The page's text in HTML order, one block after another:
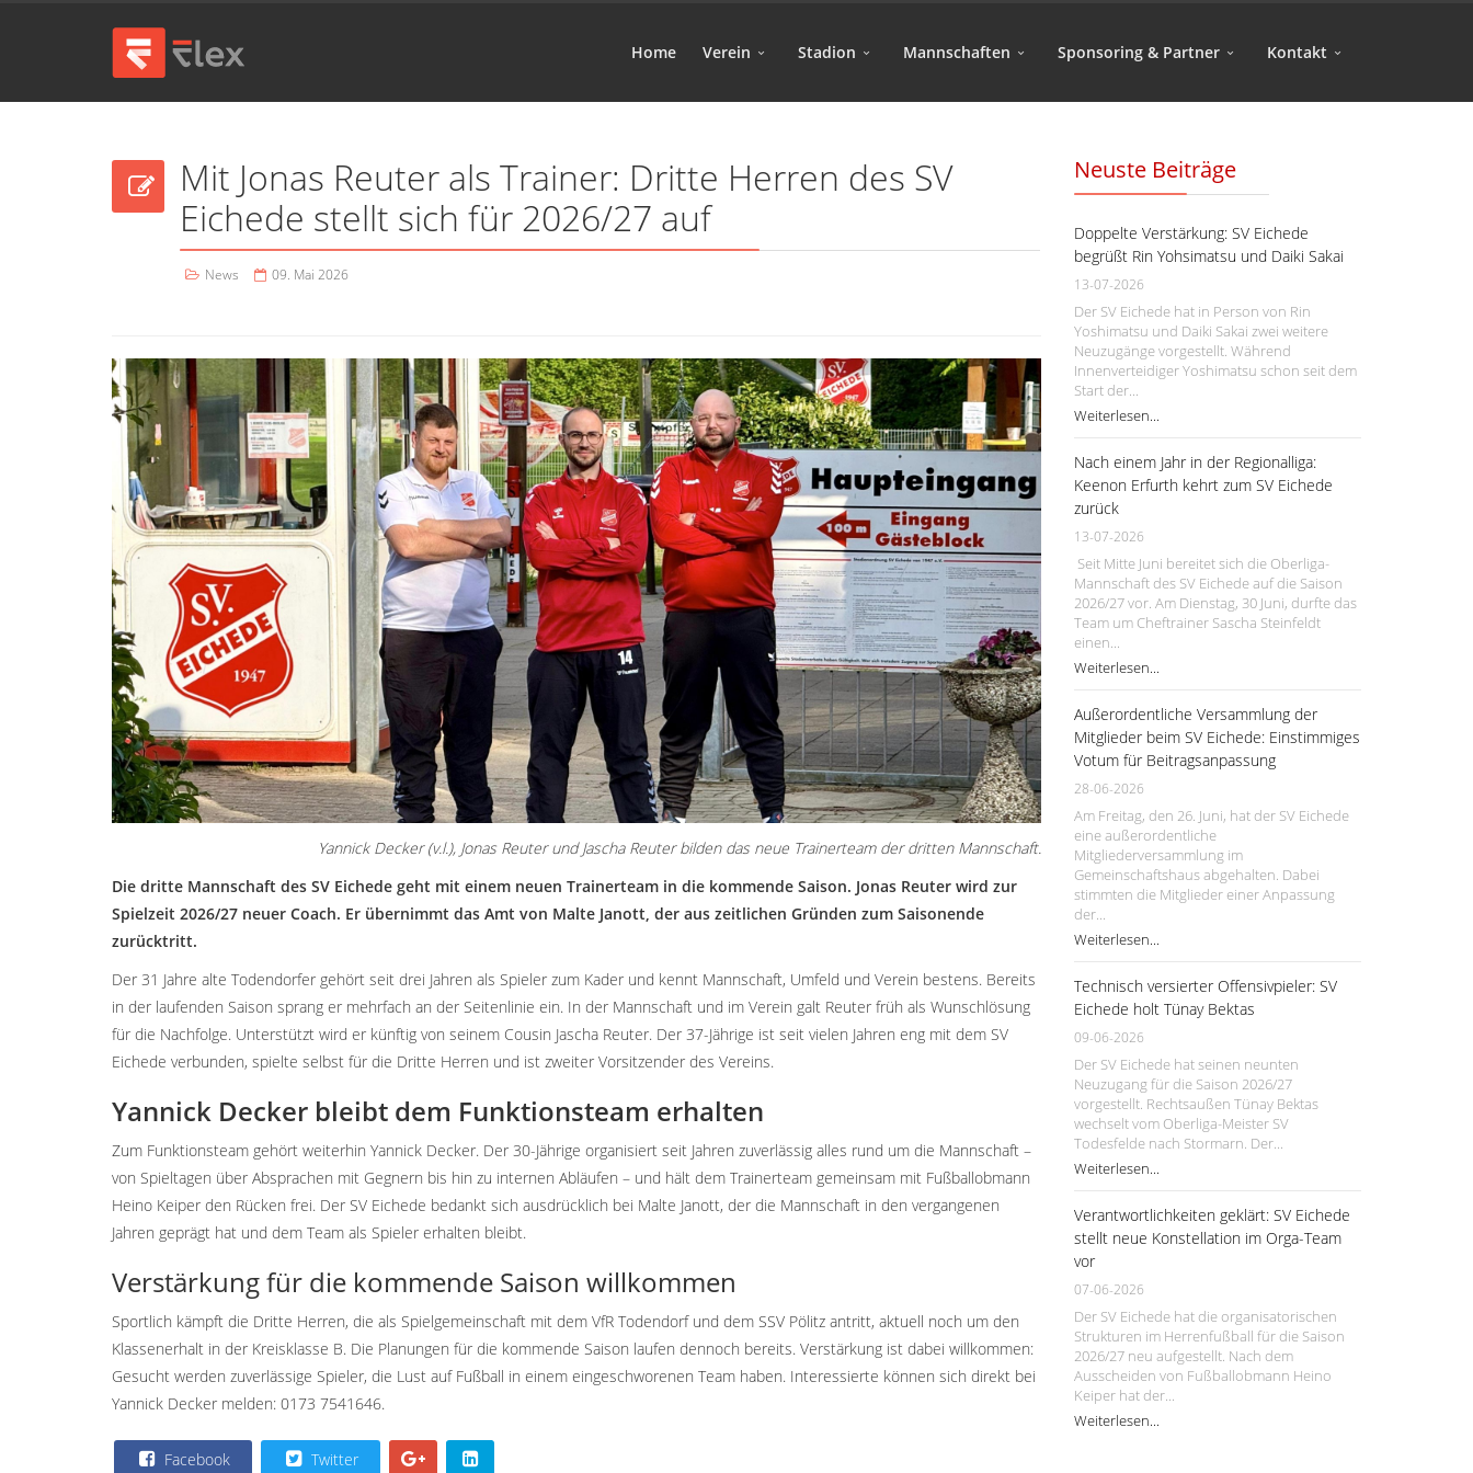
Home Verein Stadion Mannschaften Sponsoring & Partner Kontakt
Mit Jonas Reuter als Trainer: Dritte Herren des SV
Eichede stellt sich für 2026/27 auf
News 09. Mai 2026
Yannick Decker (v.l.), Jonas Reuter und Jascha Reuter bilden das neue Trainerteam der dritten Mannschaft.
Die dritte Mannschaft des SV Eichede geht mit einem neuen Trainerteam in die kommende Saison. Jonas Reuter wird zur
Spielzeit 2026/27 neuer Coach. Er übernimmt das Amt von Malte Janott, der aus zeitlichen Gründen zum Saisonende
zurücktritt.
Der 31 Jahre alte Todendorfer gehört seit drei Jahren als Spieler zum Kader und kennt Mannschaft, Umfeld und Verein bestens. Bereits
in der laufenden Saison sprang er mehrfach an der Seitenlinie ein. In der Mannschaft und im Verein galt Reuter früh als Wunschlösung
für die Nachfolge. Unterstützt wird er künftig von seinem Cousin Jascha Reuter. Der 37-Jährige ist seit vielen Jahren eng mit dem SV
Eichede verbunden, spielte selbst für die Dritte Herren und ist zweiter Vorsitzender des Vereins.
Yannick Decker bleibt dem Funktionsteam erhalten
Zum Funktionsteam gehört weiterhin Yannick Decker. Der 30-Jährige organisiert seit Jahren zuverlässig alles rund um die Mannschaft –
von Spieltagen über Absprachen mit Gegnern bis hin zu internen Abläufen – und hält dem Trainerteam gemeinsam mit Fußballobmann
Heino Keiper den Rücken frei. Der SV Eichede bedankt sich ausdrücklich bei Malte Janott, der die Mannschaft in den vergangenen
Jahren geprägt hat und dem Team als Spieler erhalten bleibt.
Verstärkung für die kommende Saison willkommen
Sportlich kämpft die Dritte Herren, die als Spielgemeinschaft mit dem VfR Todendorf und dem SSV Pölitz antritt, aktuell noch um den
Klassenerhalt in der Kreisklasse B. Die Planungen für die kommende Saison laufen dennoch bereits. Verstärkung ist dabei willkommen:
Gesucht werden zuverlässige Spieler, die Lust auf Fußball in einem eingeschworenen Team haben. Interessierte können sich direkt bei
Yannick Decker melden: 0173 7541646.
Facebook Twitter
Neuste Beiträge
Doppelte Verstärkung: SV Eichede
begrüßt Rin Yohsimatsu und Daiki Sakai
13-07-2026
Der SV Eichede hat in Person von Rin
Yoshimatsu und Daiki Sakai zwei weitere
Neuzugänge vorgestellt. Während
Innenverteidiger Yoshimatsu schon seit dem
Start der...
Weiterlesen...
Nach einem Jahr in der Regionalliga:
Keenon Erfurth kehrt zum SV Eichede
zurück
13-07-2026
Seit Mitte Juni bereitet sich die Oberliga-
Mannschaft des SV Eichede auf die Saison
2026/27 vor. Am Dienstag, 30 Juni, durfte das
Team um Cheftrainer Sascha Steinfeldt
einen...
Weiterlesen...
Außerordentliche Versammlung der
Mitglieder beim SV Eichede: Einstimmiges
Votum für Beitragsanpassung
28-06-2026
Am Freitag, den 26. Juni, hat der SV Eichede
eine außerordentliche
Mitgliederversammlung im
Gemeinschaftshaus abgehalten. Dabei
stimmten die Mitglieder einer Anpassung
der...
Weiterlesen...
Technisch versierter Offensivpieler: SV
Eichede holt Tünay Bektas
09-06-2026
Der SV Eichede hat seinen neunten
Neuzugang für die Saison 2026/27
vorgestellt. Rechtsaußen Tünay Bektas
wechselt vom Oberliga-Meister SV
Todesfelde nach Stormarn. Der...
Weiterlesen...
Verantwortlichkeiten geklärt: SV Eichede
stellt neue Konstellation im Orga-Team
vor
07-06-2026
Der SV Eichede hat die organisatorischen
Strukturen im Herrenfußball für die Saison
2026/27 neu aufgestellt. Nach dem
Ausscheiden von Fußballobmann Heino
Keiper hat der...
Weiterlesen...